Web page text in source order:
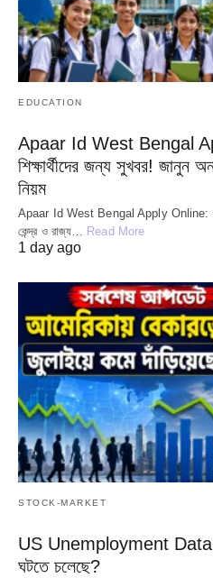
EDUCATION
Apaar Id West Bengal
শিক্ষার্থীদের জন্য সুখবর! জানুন
নিয়ম
Apaar Id West Bengal Apply Online:
কেন্দ্র ও রাজ্য…
Read More
1 day ago
STOCK-MARKET
US Unemployment Data:
ঘটতে চলেছে?